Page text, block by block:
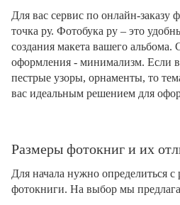
Для вас сервис по онлайн-заказу
точка ру. Фотобука ру – это
создания макета вашего
оформления - минимализм. Если
пестрые узоры, орнаменты, то
вас идеальным решением для
Размеры фотокниг и их
Для начала нужно определиться с
фотокниги. На выбор мы